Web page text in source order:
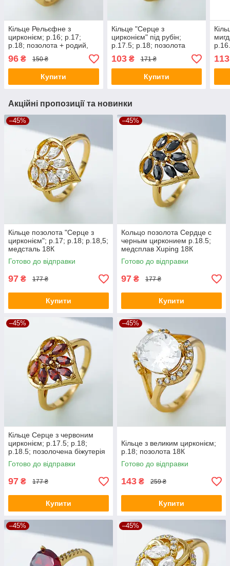
Кільце Рельєфне з
цирконієм; p.16; р.17;
р.18; позолота + родий,
Xuping 18К
96 ₴ 150 ₴
Купити
Кільце "Серце з
цирконієм" під рубін;
p.17.5; р.18; позолота
Xuping 18К
103₴ 171 ₴
Купити
113
Акційні пропозиції та новинки
–45%
Кільце позолота "Серце з
цирконієм"; p.17; р.18; р.18,5;
медсталь 18К
Готово до відправки
97 ₴ 177 ₴
Купити
–45%
Кольцо позолота Сердце с
черным цирконием p.18.5;
медсплав Xuping 18К
Готово до відправки
97 ₴ 177 ₴
Купити
–45%
Кільце Серце з червоним
цирконієм; р.17.5; р.18;
р.18.5; позолочена біжутерія
Xuping
Готово до відправки
97 ₴ 177 ₴
Купити
–45%
Кільце з великим цирконієм;
р.18; позолота 18К
Готово до відправки
143 ₴ 259 ₴
Купити
–45% –45%